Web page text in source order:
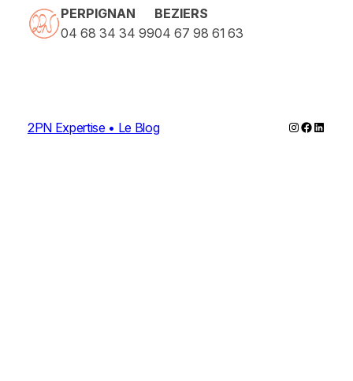
PERPIGNAN
04 68 34 34 99
BEZIERS
04 67 98 61 63
2PN Expertise • Le Blog Instagram